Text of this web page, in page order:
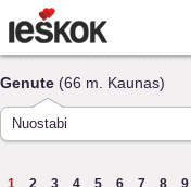
Genute (66 m. Kaunas)
Nuostabi
1 2 3 4 5 6 7 8 9